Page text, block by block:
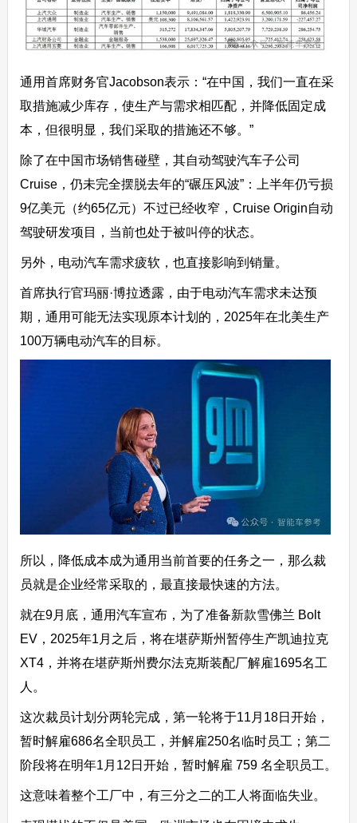
通用首席财务官Jacobson表示：“在中国，我们一直在采
取措施减少库存，使生产与需求相匹配，并降低固定成
本，但很明显，我们采取的措施还不够。”
除了在中国市场销售碰壁，其自动驾驶汽车子公司
Cruise，仍未完全摆脱去年的“碾压风波”：上半年仍亏损
9亿美元（约65亿元）不过已经收窄，Cruise Origin自动
驾驶研发项目，当前也处于被叫停的状态。
另外，电动汽车需求疲软，也直接影响到销量。
首席执行官玛丽·博拉透露，由于电动汽车需求未达预
期，通用可能无法实现原本计划的，2025年在北美生产
100万辆电动汽车的目标。
所以，降低成本成为通用当前首要的任务之一，那么裁
员就是企业经常采取的，最直接最快速的方法。
就在9月底，通用汽车宣布，为了准备新款雪佛兰 Bolt
EV，2025年1月之后，将在堪萨斯州暂停生产凯迪拉克
XT4，并将在堪萨斯州费尔法克斯装配厂解雇1695名工
人。
这次裁员计划分两轮完成，第一轮将于11月18日开始，
暂时解雇686名全职员工，并解雇250名临时员工；第二
阶段将在明年1月12日开始，暂时解雇 759 名全职员工。
这意味着整个工厂中，有三分之二的工人将面临失业。